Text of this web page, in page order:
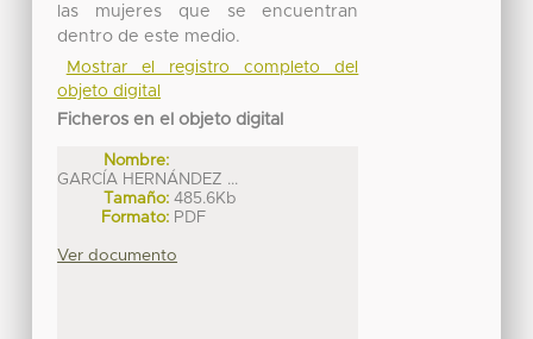
las mujeres que se encuentran
dentro de este medio.
Mostrar el registro completo del
objeto digital
Ficheros en el objeto digital
Nombre:
GARCÍA HERNÁNDEZ ...
Tamaño: 485.6Kb
Formato: PDF
Ver documento